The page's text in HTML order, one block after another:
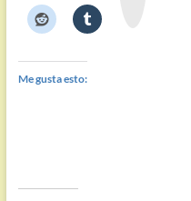
Me gusta esto: